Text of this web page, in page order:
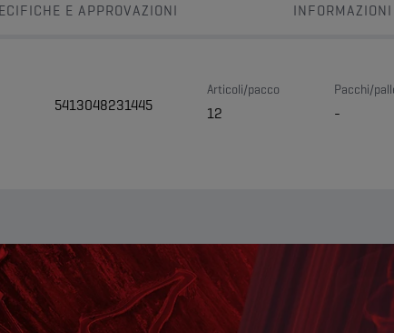
E APPROVAZIONI
5413048231445
Articoli/pacco
12
Pacchi/
-